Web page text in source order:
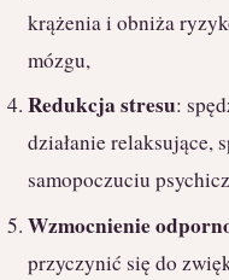
krążenia i obniża
mózgu,
Redukcja stresu:
działanie relaksujące,
samopoczuciu
Wzmocnienie
przyczynić się do